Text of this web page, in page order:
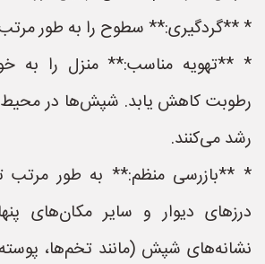
* **گردگیری:** سطوح را به طور مرتب
* **تهویه مناسب:** منزل را به
رطوبت کاهش یابد. شپش‌ها در
رشد می‌کنند.
* **بازرسی منظم:** به طور مرتب
درزهای دیوار و سایر مکان‌های
نشانه‌های شپش (مانند تخم‌ها،